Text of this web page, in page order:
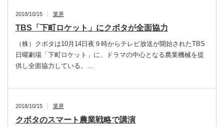
2018/10/15 業界
TBS「下町ロケット」にクボタが全面協力
（株）クボタは10月14日夜９時からテレビ放送が開始されたTBS
日曜劇場「下町ロケット」に、ドラマの中心となる農業機械を提
供し全面協力している。…
2018/10/15 業界
クボタのスマート農業戦略で講演